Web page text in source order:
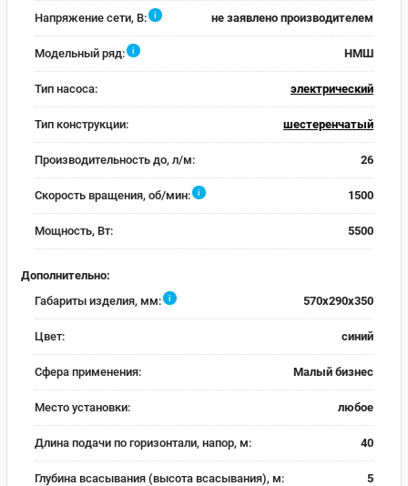
Напряжение сети, В: i не заявлено производителем
Модельный ряд: i НМШ
Тип насоса: электрический
Тип конструкции: шестеренчатый
Производительность до, л/м: 26
Скорость вращения, об/мин: i 1500
Мощность, Вт: 5500
Дополнительно:
Габариты изделия, мм:
i 570х290х350
Цвет: синий
Сфера применения: Малый бизнес
Место установки: любое
Длина подачи по горизонтали, напор, м: 40
Глубина всасывания (высота всасывания), м: 5